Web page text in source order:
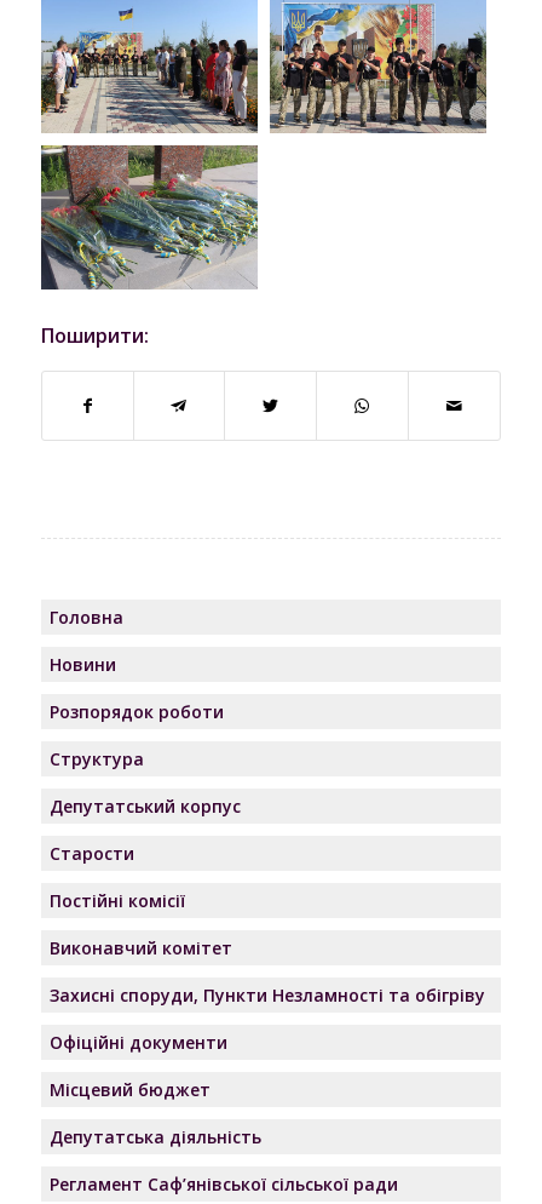
Поширити:
Головна
Новини
Розпорядок роботи
Структура
Депутатський корпус
Старости
Постійні комісії
Виконавчий комітет
Захисні споруди, Пункти Незламності та обігріву
Офіційні документи
Місцевий бюджет
Депутатська діяльність
Регламент Саф’янівської сільської ради